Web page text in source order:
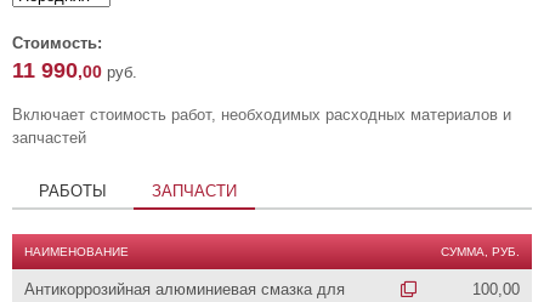
Стоимость:
11 990,00 руб.
Включает стоимость работ, необходимых расходных материалов и
запчастей
РАБОТЫ ЗАПЧАСТИ
НАИМЕНОВАНИЕ СУММА, РУБ.
Антикоррозийная алюминиевая смазка для
100,00